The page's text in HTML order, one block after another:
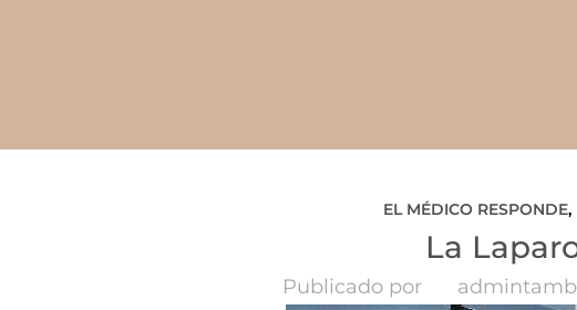
EL MÉDICO RESPONDE,
La
Publicado por